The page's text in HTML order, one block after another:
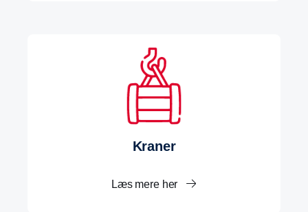
Kraner
Læs mere her